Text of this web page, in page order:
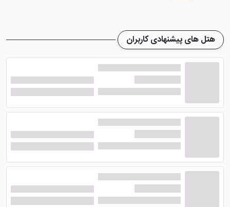
بنابراین شما برای اقامت در این هتل، بر اساس تعداد نفرات
خود برای هر شب هزینه پرداخت خواهید کرد. واحد های این
هتل علاوه بر برخورداری از اتاق خواب، امکان پخت و پز را هم
در کنار امکانات دیگر فراهم کرده اند. از جمله امکاناتی که در
هتل آپارتمان آسمان یک بوشهر وجود دارد می توان سیستم
تهویه مطبوع، سیستم گرمایش و سرمایش، خچال،
تلویزیون، سرویس بهداشتی، حمام، اجاق گاز و ... اشاره
امکانات هتل آسمان 1 بوشهر
هتل های پیشنهادی کاربران